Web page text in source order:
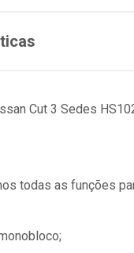
Cut 3 Sedes
todas as funções